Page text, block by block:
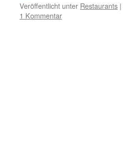
Veröffentlicht unter Restaurants |
1 Kommentar